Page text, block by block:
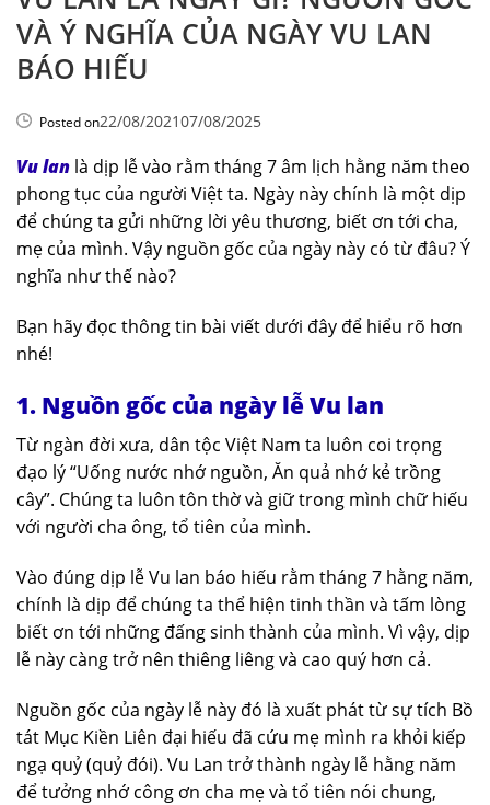
VÀ Ý NGHĨA CỦA NGÀY VU LAN
BÁO HIẾU
Posted on22/08/202107/08/2025
Vu lan là dịp lễ vào rằm tháng 7 âm lịch hằng năm theo
phong tục của người Việt ta. Ngày này chính là một dịp
để chúng ta gửi những lời yêu thương, biết ơn tới cha,
mẹ của mình. Vậy nguồn gốc của ngày này có từ đâu? Ý
nghĩa như thế nào?
Bạn hãy đọc thông tin bài viết dưới đây để hiểu rõ hơn
nhé!
1. Nguồn gốc của ngày lễ Vu lan
Từ ngàn đời xưa, dân tộc Việt Nam ta luôn coi trọng
đạo lý “Uống nước nhớ nguồn, Ăn quả nhớ kẻ trồng
cây”. Chúng ta luôn tôn thờ và giữ trong mình chữ hiếu
với người cha ông, tổ tiên của mình.
Vào đúng dịp lễ Vu lan báo hiếu rằm tháng 7 hằng năm,
chính là dịp để chúng ta thể hiện tinh thần và tấm lòng
biết ơn tới những đấng sinh thành của mình. Vì vậy, dịp
lễ này càng trở nên thiêng liêng và cao quý hơn cả.
Nguồn gốc của ngày lễ này đó là xuất phát từ sự tích Bồ
tát Mục Kiền Liên đại hiếu đã cứu mẹ mình ra khỏi kiếp
ngạ quỷ (quỷ đói). Vu Lan trở thành ngày lễ hằng năm
để tưởng nhớ công ơn cha mẹ và tổ tiên nói chung,